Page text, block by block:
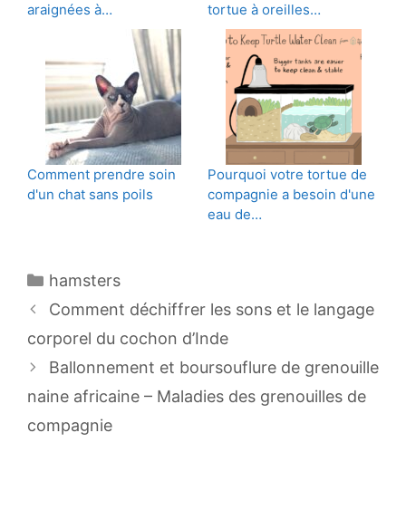
araignées à…
tortue à oreilles…
Comment prendre soin
d'un chat sans poils
Pourquoi votre tortue de
compagnie a besoin d'une
eau de…
Catégories
hamsters
Navigation
des
Comment déchiffrer les sons et le langage
corporel du cochon d’Inde
Ballonnement et boursouflure de grenouille
naine africaine – Maladies des grenouilles de
compagnie